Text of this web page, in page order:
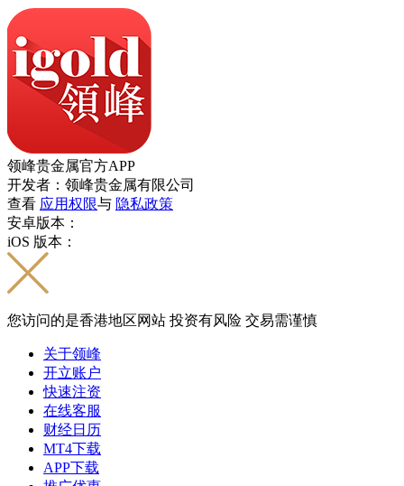
领峰贵金属官方APP
开发者：领峰贵金属有限公司
查看 应用权限与 隐私政策
安卓版本：
iOS 版本：
您访问的是香港地区网站 投资有风险 交易需谨慎
关于领峰
开立账户
快速注资
在线客服
财经日历
MT4下载
APP下载